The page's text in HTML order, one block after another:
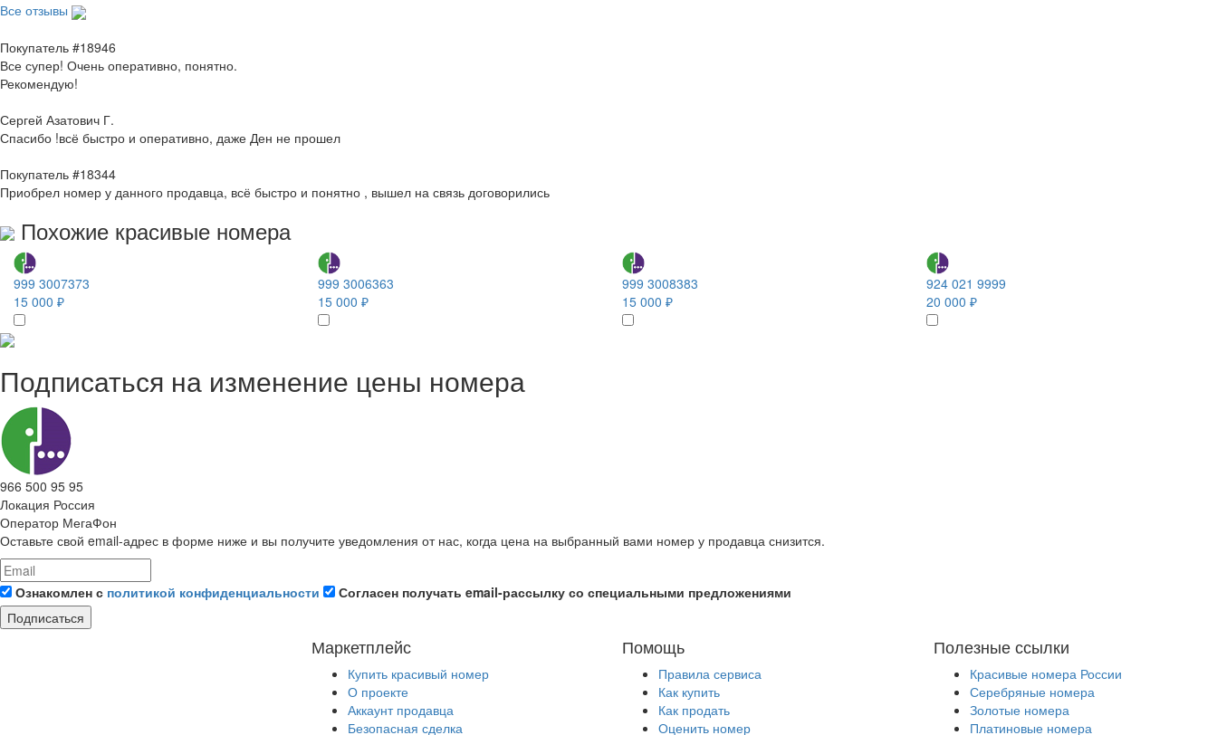
Все отзывы
Покупатель #18946
Все супер! Очень оперативно, понятно.
Рекомендую!
Сергей Азатович Г.
Спасибо !всё быстро и оперативно, даже Ден не прошел
Покупатель #18344
Приобрел номер у данного продавца, всё быстро и понятно , вышел на связь договорились
Похожие красивые номера
999 3007373
15 000 ₽
999 3006363
15 000 ₽
999 3008383
15 000 ₽
924 021 9999
20 000 ₽
Подписаться на изменение цены номера
966 500 95 95
Локация Россия
Оператор МегаФон
Оставьте свой email-адрес в форме ниже и вы получите уведомления от нас, когда цена на выбранный вами номер у продавца снизится.
Ознакомлен с политикой конфиденциальности
Согласен получать email-рассылку со специальными предложениями
Подписаться
Маркетплейс
Купить красивый номер
О проекте
Аккаунт продавца
Безопасная сделка
Помощь
Правила сервиса
Как купить
Как продать
Оценить номер
Полезные ссылки
Красивые номера России
Серебряные номера
Золотые номера
Платиновые номера